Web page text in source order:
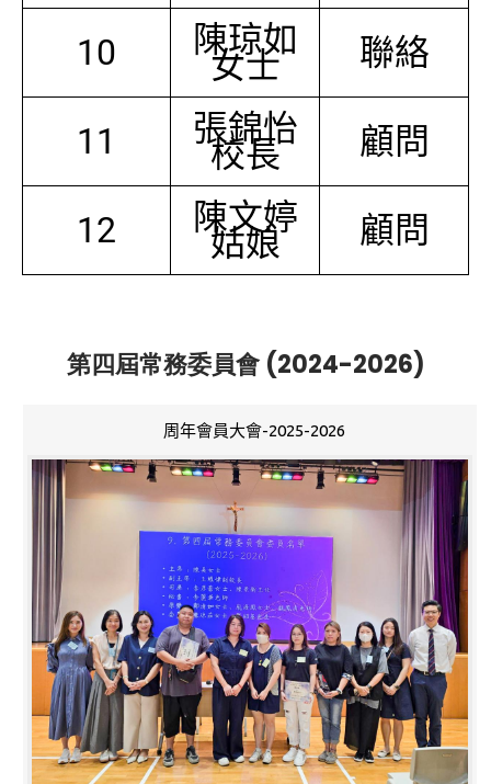
10 陳琼如
女士 聯絡
11 張錦怡
校長 顧問
12 陳文婷
姑娘 顧問
第四屆常務委員會 (2024-2026)
周年會員大會-2025-2026